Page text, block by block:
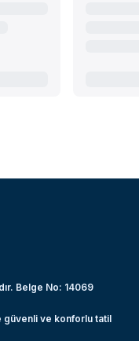
Belge No: 14069
güvenli ve konforlu tatil